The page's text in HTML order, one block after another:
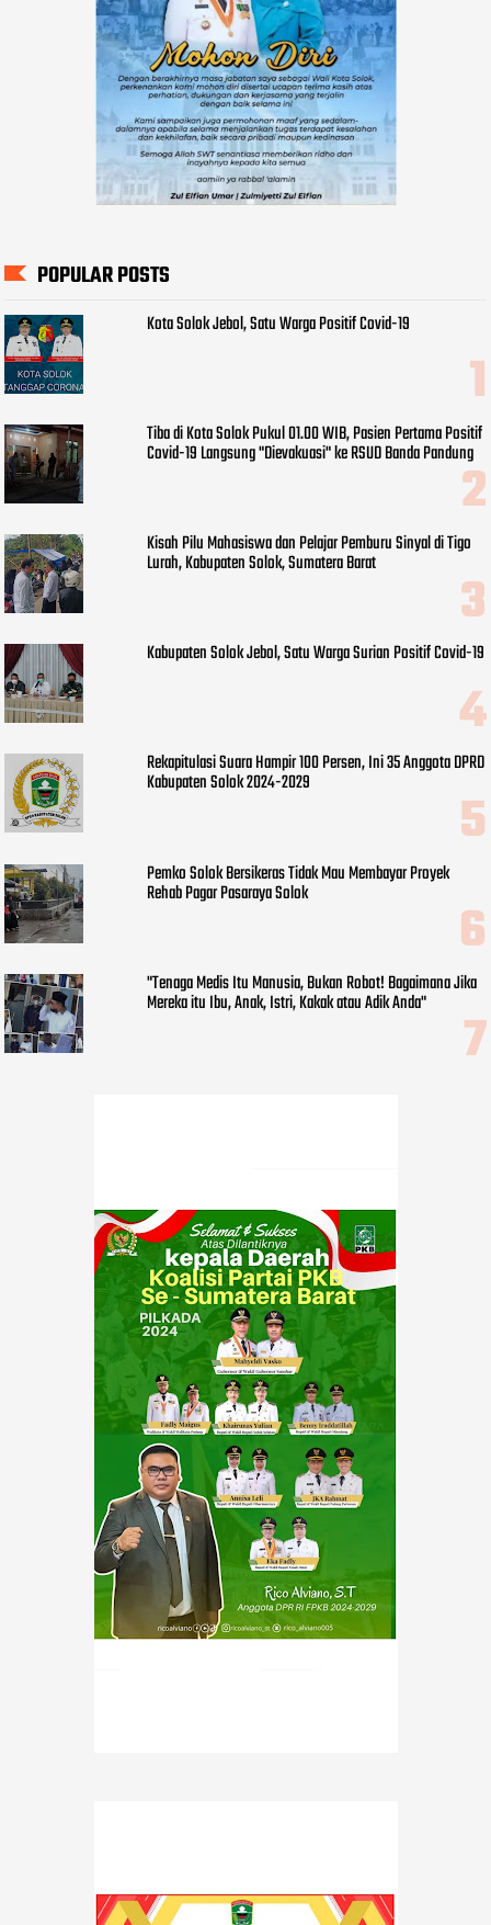
POPULAR POSTS
Kota Solok Jebol, Satu Warga Positif Covid-19
Tiba di Kota Solok Pukul 01.00 WIB, Pasien Pertama Positif
Covid-19 Langsung "Dievakuasi" ke RSUD Banda Pandung
Kisah Pilu Mahasiswa dan Pelajar Pemburu Sinyal di Tigo
Lurah, Kabupaten Solok, Sumatera Barat
Kabupaten Solok Jebol, Satu Warga Surian Positif Covid-19
Rekapitulasi Suara Hampir 100 Persen, Ini 35 Anggota DPRD
Kabupaten Solok 2024-2029
Pemko Solok Bersikeras Tidak Mau Membayar Proyek
Rehab Pagar Pasaraya Solok
"Tenaga Medis Itu Manusia, Bukan Robot! Bagaimana Jika
Mereka itu Ibu, Anak, Istri, Kakak atau Adik Anda"